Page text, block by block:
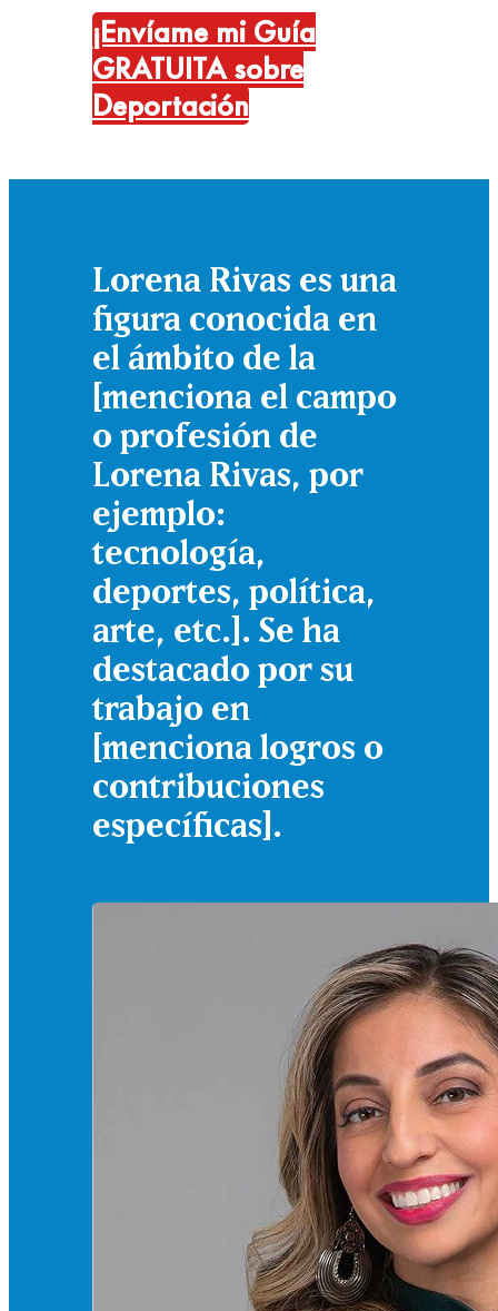
¡Envíame mi Guía
GRATUITA sobre
Deportación
Lorena Rivas es una
figura conocida en
el ámbito de la
[menciona el campo
o profesión de
Lorena Rivas, por
ejemplo:
tecnología,
deportes, política,
arte, etc.]. Se ha
destacado por su
trabajo en
[menciona logros o
contribuciones
específicas].